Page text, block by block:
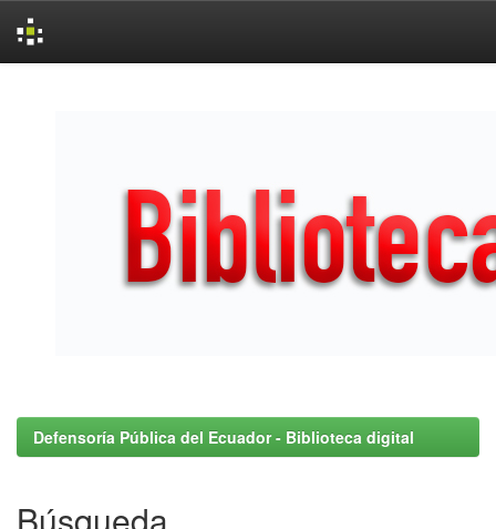
Defensoría Pública del Ecuador - Biblioteca digital